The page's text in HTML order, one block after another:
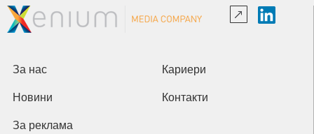
За нас Кариери
Новини Контакти
За реклама